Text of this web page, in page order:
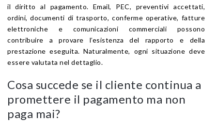
il diritto al pagamento. Email, PEC, preventivi accettati,
ordini, documenti di trasporto, conferme operative, fatture
elettroniche e comunicazioni commerciali possono
contribuire a provare l’esistenza del rapporto e della
prestazione eseguita. Naturalmente, ogni situazione deve
essere valutata nel dettaglio.
Cosa succede se il cliente continua a
promettere il pagamento ma non
paga mai?